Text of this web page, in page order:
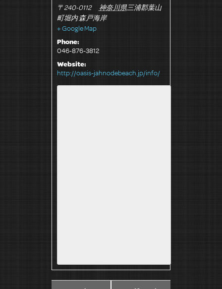
〒240-0112
神奈川県三浦郡葉山
町堀内 森戸海岸
+ Google Map
Phone:
046‐876-3812
Website:
http://oasis-jahnodebeach.jp/info/